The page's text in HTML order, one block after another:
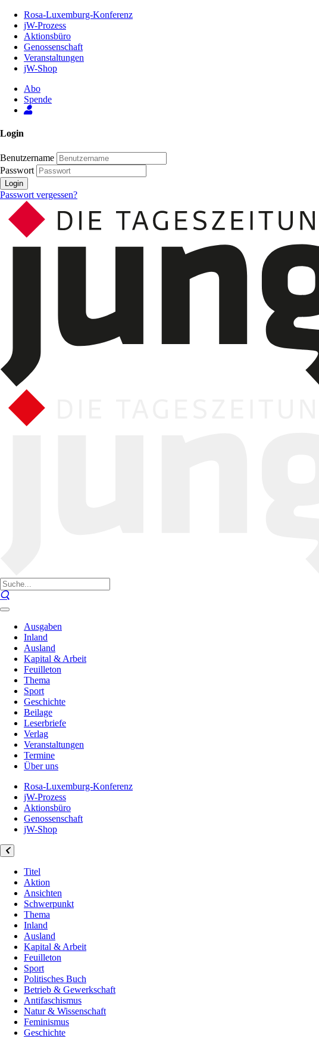
Inhalt
Seite
Rosa-Luxemburg-Konferenz
jW-Prozess
Aktionsbüro
Genossenschaft
Veranstaltungen
jW-Shop
Abo
Spende
Login
Benutzername
Passwort
Login
Passwort vergessen?
Ausgaben
Inland
Ausland
Kapital & Arbeit
Feuilleton
Thema
Sport
Geschichte
Beilage
Leserbriefe
Verlag
Veranstaltungen
Termine
Über uns
Rosa-Luxemburg-Konferenz
jW-Prozess
Aktionsbüro
Genossenschaft
jW-Shop
Titel
Aktion
Ansichten
Schwerpunkt
Thema
Inland
Ausland
Kapital & Arbeit
Feuilleton
Sport
Politisches Buch
Betrieb & Gewerkschaft
Antifaschismus
Natur & Wissenschaft
Feminismus
Geschichte